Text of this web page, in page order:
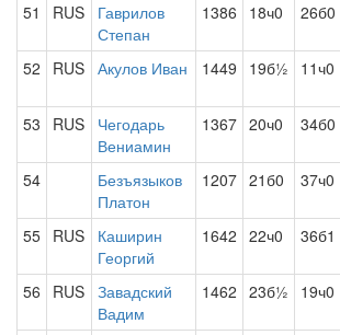
51 RUS
Гаврилов
Степан
1386 18ч0 26б0
52 RUS Акулов Иван 1449 19б½ 11ч0
53 RUS
Чегодарь
Вениамин
1367 20ч0 34б0
54
Безъязыков
Платон
1207 21б0 37ч0
55 RUS
Каширин
Георгий
1642 22ч0 36б1
56 RUS Завадский
Вадим
1462 23б½ 19ч0